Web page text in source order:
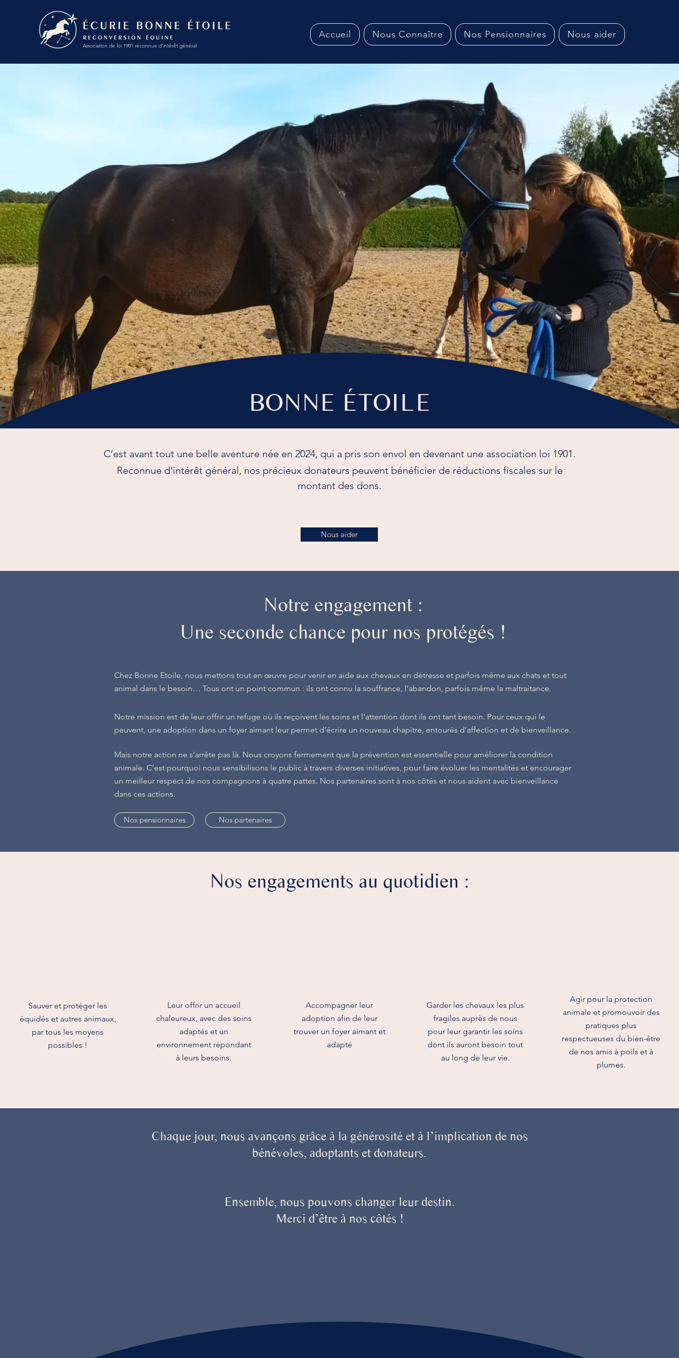
Association de loi 1901 reconnue d’intérêt général
Accueil Nous Connaître Nos Pensionnaires Nous aider
BONNE ÉTOILE
C’est avant tout une belle aventure née en 2024, qui a pris son envol en devenant une association loi 1901.
Reconnue d'intérêt général, nos précieux donateurs peuvent bénéficier de réductions fiscales sur le
montant des dons.
Nous aider
Notre engagement :
Une seconde chance pour nos protégés !
Chez Bonne Etoile, nous mettons tout en œuvre pour venir en aide aux chevaux en détresse et parfois même aux chats et tout
animal dans le besoin… Tous ont un point commun : ils ont connu la souffrance, l’abandon, parfois même la maltraitance.
Notre mission est de leur offrir un refuge où ils reçoivent les soins et l’attention dont ils ont tant besoin. Pour ceux qui le
peuvent, une adoption dans un foyer aimant leur permet d’écrire un nouveau chapitre, entourés d’affection et de bienveillance.
Mais notre action ne s’arrête pas là. Nous croyons fermement que la prévention est essentielle pour améliorer la condition
animale. C’est pourquoi nous sensibilisons le public à travers diverses initiatives, pour faire évoluer les mentalités et encourager
un meilleur respect de nos compagnons à quatre pattes. Nos partenaires sont à nos côtés et nous aident avec bienveillance
dans ces actions.
Nos pensionnaires Nos partenaires
Nos engagements au quotidien :
Sauver et protéger les
équidés et autres animaux,
par tous les moyens
possibles !
Leur offrir un accueil
chaleureux, avec des soins
adaptés et un
environnement répondant
à leurs besoins.
Accompagner leur
adoption afin de leur
trouver un foyer aimant et
adapté
Garder les chevaux les plus
fragiles auprès de nous
pour leur garantir les soins
dont ils auront besoin tout
au long de leur vie.
Agir pour la protection
animale et promouvoir des
pratiques plus
respectueuses du bien-être
de nos amis à poils et à
plumes.
Chaque jour, nous avançons grâce à la générosité et à l’implication de nos
bénévoles, adoptants et donateurs.
Ensemble, nous pouvons changer leur destin.
Merci d’être à nos côtés !